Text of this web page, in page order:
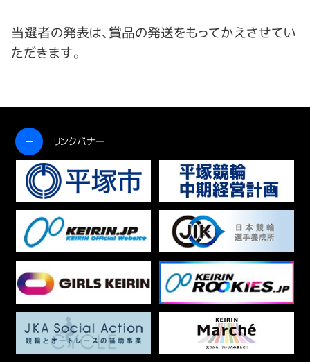
当選者の発表は、賞品の発送をもってかえさせてい
ただきます。
リンクバナー
開く